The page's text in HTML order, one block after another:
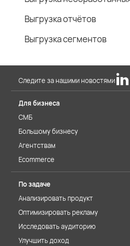
Выгрузка отчётов
Выгрузка сегментов
Следите за нашими новостями
Для бизнеса
СМБ
Большому бизнесу
Агентствам
Ecommerce
По задаче
Анализировать продукт
Оптимизировать рекламу
Исследовать аудиторию
Улучшить доход